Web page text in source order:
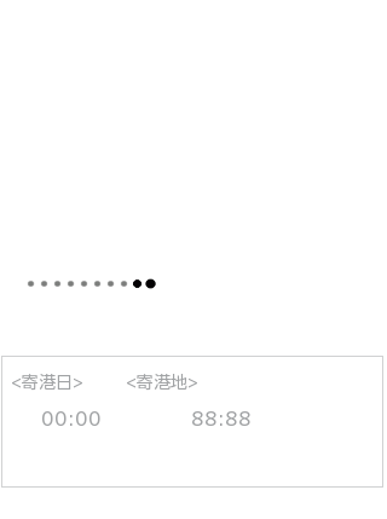
<寄港日>
00:00
<寄港地>
88:88